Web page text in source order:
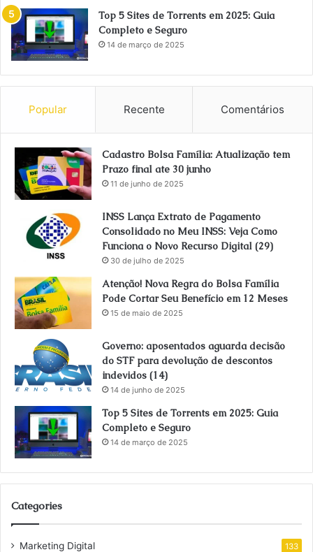
Top 5 Sites de Torrents em 2025: Guia
Completo e Seguro
14 de março de 2025
Popular Recente Comentários
Cadastro Bolsa Família: Atualização tem
Prazo final ate 30 junho
11 de junho de 2025
INSS Lança Extrato de Pagamento
Consolidado no Meu INSS: Veja Como
Funciona o Novo Recurso Digital (29)
30 de julho de 2025
Atenção! Nova Regra do Bolsa Família
Pode Cortar Seu Benefício em 12 Meses
15 de maio de 2025
Governo: aposentados aguarda decisão
do STF para devolução de descontos
indevidos (14)
14 de junho de 2025
Top 5 Sites de Torrents em 2025: Guia
Completo e Seguro
14 de março de 2025
Categories
Marketing Digital 133